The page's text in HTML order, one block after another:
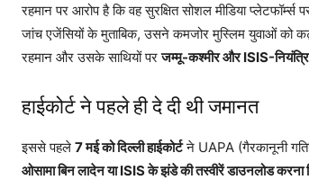
रहमान पर आरोप है कि वह सुरक्षित सोशल मीडिया
जांच एजेंसियों के मुताबिक, उसने कमजोर मुस्लिम युवाओं
रहमान और उसके साथियों परजम्मू-कश्मीर और ISIS-
हाईकोर्ट ने पहले ही दे दी थी जमानत
इससे पहले 7 मई को दिल्ली हाईकोर्टने UAPA (गैरकानूनी
ओसामा बिन लादेन या ISIS के झंडे की तस्वीरें डाउनलोड करना